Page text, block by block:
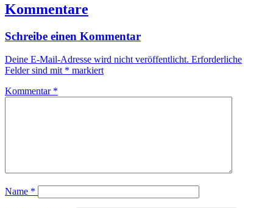
Kommentare
Schreibe einen Kommentar
Deine E-Mail-Adresse wird nicht veröffentlicht. Erforderliche
Felder sind mit * markiert
Kommentar *
Name *